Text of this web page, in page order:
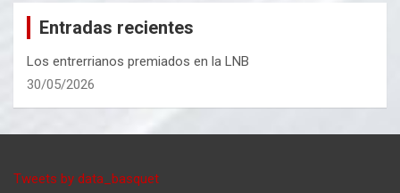
Entradas recientes
Los entrerrianos premiados en la LNB
30/05/2026
Tweets by data_basquet